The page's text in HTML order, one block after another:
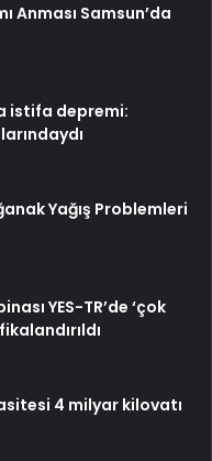
Anması Samsun’da
istifa depremi:
Yağış Problemleri
YES-TR’de ‘çok
4 milyar kilovatı